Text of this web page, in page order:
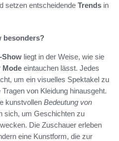
setzen entscheidende Trends in
besonders?
Show liegt in der Weise, wie sie
Mode eintauchen lässt. Jedes
um ein visuelles Spektakel zu
von Kleidung hinausgeht.
kunstvollen Bedeutung von
sich, um Geschichten zu
Die Zuschauer erleben
eine Kunstform, die zur